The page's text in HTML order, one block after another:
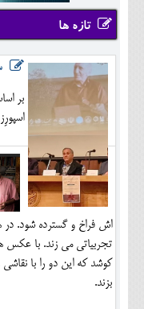
تازه ها
بر
اش فراخ و گسترده شود.
تجربیاتی می زند. با
کوشد که این دو را با
بزند.